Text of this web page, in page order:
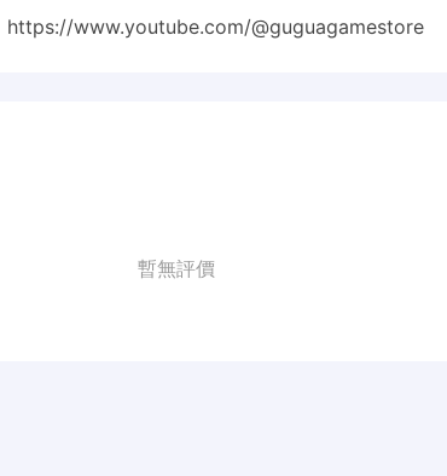
https://www.youtube.com/@guguagamestore
暫無評價